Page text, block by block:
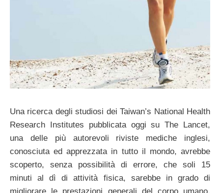
Una ricerca degli studiosi dei Taiwan’s National Health
Research Institutes pubblicata oggi su The Lancet,
una delle più autorevoli riviste mediche inglesi,
conosciuta ed apprezzata in tutto il mondo, avrebbe
scoperto, senza possibilità di errore, che soli 15
minuti al dì di attività fisica, sarebbe in grado di